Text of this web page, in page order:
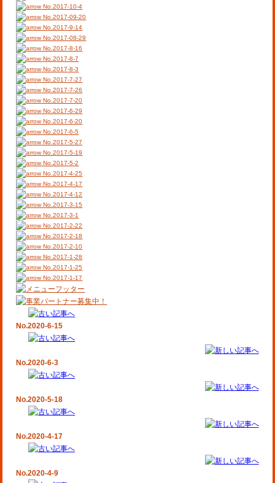
No.2017-10-4
No.2017-09-20
No.2017-9-14
No.2017-08-29
No.2017-8-16
No.2017-8-7
No.2017-8-3
No.2017-7-27
No.2017-7-26
No.2017-7-20
No.2017-6-29
No.2017-6-20
No.2017-6-5
No.2017-5-27
No.2017-5-19
No.2017-5-2
No.2017-4-25
No.2017-4-17
No.2017-4-12
No.2017-3-15
No.2017-3-1
No.2017-2-22
No.2017-2-18
No.2017-2-10
No.2017-1-28
No.2017-1-25
No.2017-1-17
No.2020-6-15
No.2020-6-3
No.2020-5-18
No.2020-4-17
No.2020-4-9